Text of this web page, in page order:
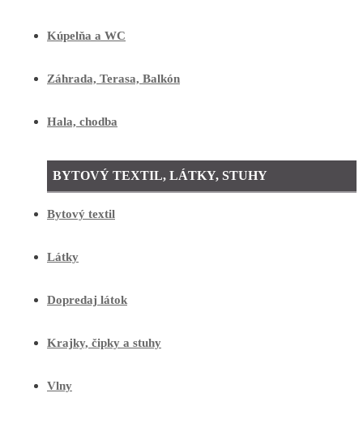
Kúpelňa a WC
Záhrada, Terasa, Balkón
Hala, chodba
BYTOVÝ TEXTIL, LÁTKY, STUHY
Bytový textil
Látky
Dopredaj látok
Krajky, čipky a stuhy
Vlny